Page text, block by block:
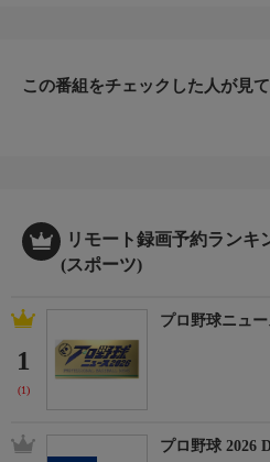
この番組をチェックした人が見
リモート録画予約ランキ
(スポーツ)
1
(1)
プロ野球ニュー
プロ野球 2026